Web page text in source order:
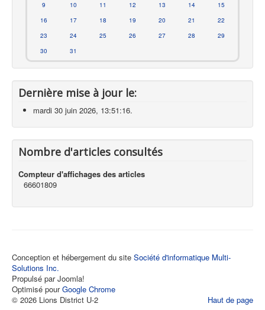
9
10 11 12 13 14
15
16
17 18 19 20 21
22
23
24 25 26 27 28
29
30
31
Dernière mise à jour le:
mardi 30 juin 2026, 13:51:16.
Nombre d'articles consultés
Compteur d'affichages des articles
66601809
Conception et hébergement du site Société d'informatique Multi-
Solutions Inc.
Propulsé par Joomla!
Optimisé pourGoogle Chrome
Haut de page
© 2026 Lions District U-2